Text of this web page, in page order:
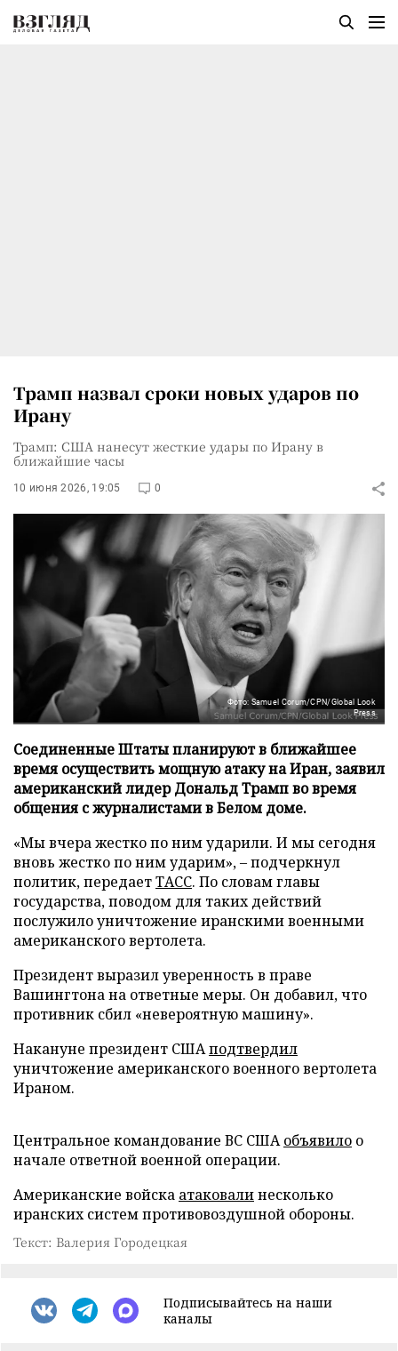
Трамп назвал сроки новых ударов по
Ирану
Трамп: США нанесут жесткие удары по Ирану в
ближайшие часы
10 июня 2026, 19:05 0
Фото: Samuel Corum/CPN/Global Look
Press
Соединенные Штаты планируют в ближайшее
время осуществить мощную атаку на Иран, заявил
американский лидер Дональд Трамп во время
общения с журналистами в Белом доме.
«Мы вчера жестко по ним ударили. И мы сегодня
вновь жестко по ним ударим», – подчеркнул
политик, передаетТАСС. По словам главы
государства, поводом для таких действий
послужило уничтожение иранскими военными
американского вертолета.
Президент выразил уверенность в праве
Вашингтона на ответные меры. Он добавил, что
противник сбил «невероятную машину».
Накануне президент СШАподтвердил
уничтожение американского военного вертолета
Ираном.
Центральное командование ВС СШАобъявило о
начале ответной военной операции.
Американские войска атаковалинесколько
иранских систем противовоздушной обороны.
Текст: Валерия Городецкая
Подписывайтесь на наши
каналы